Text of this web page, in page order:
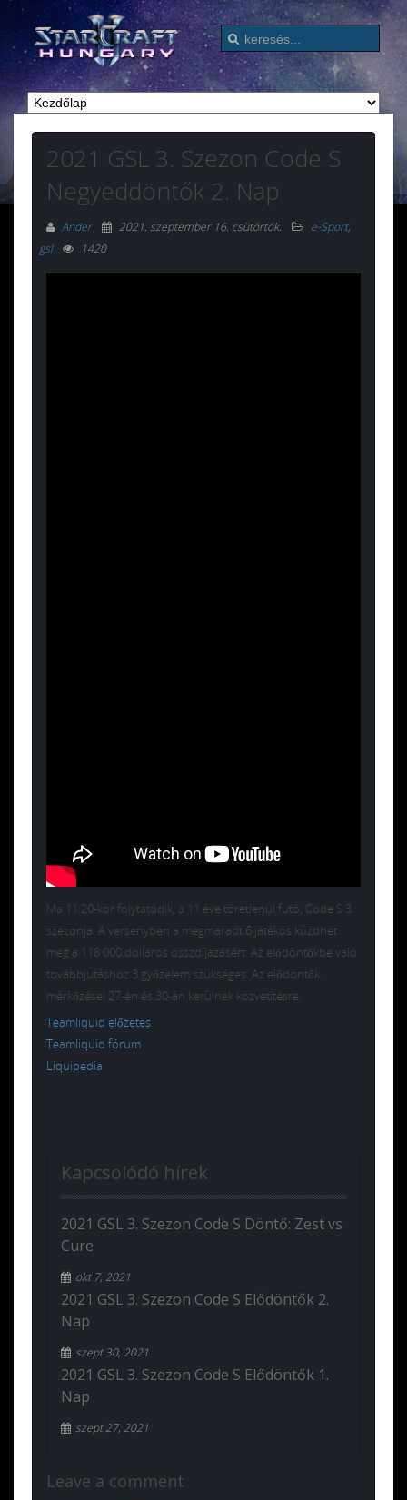
2021 GSL 3. Szezon Code S
Negyeddöntők 2. Nap
Ander 2021. szeptember 16. csütörtök. e-Sport,
gsl
1420
Ma 11:20-kor folytatódik, a 11 éve töretlenül futó, Code S 3.
szezonja. A versenyben a megmaradt 6 játékos küzdhet
meg a 118 000 dolláros összdíjazásért. Az elődöntőkbe való
továbbjutáshoz 3 győzelem szükséges. Az elődöntők
mérkőzései 27-én és 30-án kerülnek közvetítésre.
Teamliquid előzetes
Teamliquid fórum
Liquipedia
Kapcsolódó hírek
2021 GSL 3. Szezon Code S Döntő: Zest vs
Cure
okt 7, 2021
2021 GSL 3. Szezon Code S Elődöntők 2.
Nap
szept 30, 2021
2021 GSL 3. Szezon Code S Elődöntők 1.
Nap
szept 27, 2021
Leave a comment